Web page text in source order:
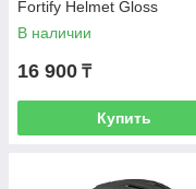
Fortify Helmet Gloss
Black/Purple Size: M 52-58
В наличии
16 900 ₸
Купить